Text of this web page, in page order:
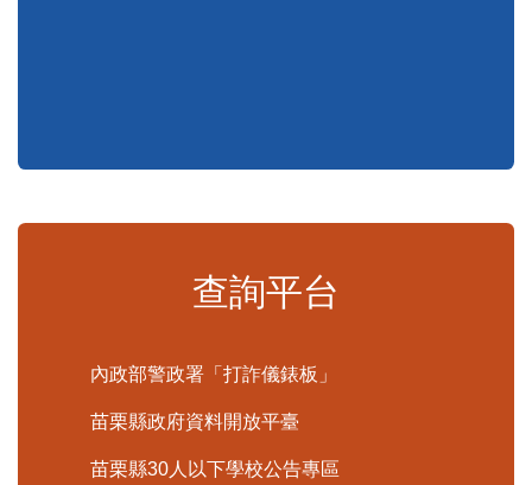
查詢平台
內政部警政署「打詐儀錶板」
苗栗縣政府資料開放平臺
苗栗縣30人以下學校公告專區